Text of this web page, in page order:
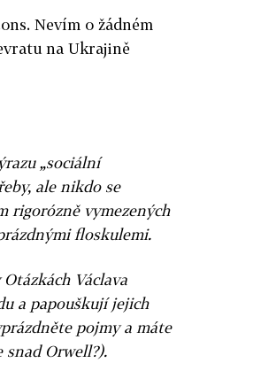
Nevím o žádném
na Ukrajině
„sociální
ale nikdo se
rigorózně vymezených
floskulemi.
Václava
a papouškují jejich
pojmy a máte
snad Orwell?).